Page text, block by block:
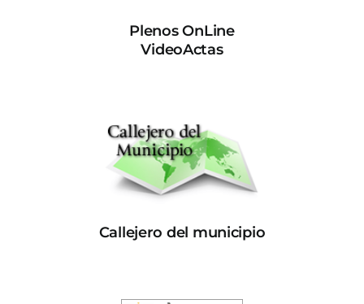
Plenos OnLine
VideoActas
Callejero del municipio